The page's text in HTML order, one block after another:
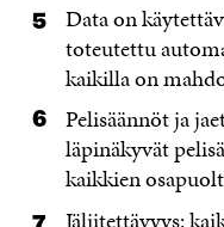
Data on
toteutettu
kaikilla on
Pelisäännöt ja
läpinäkyvät
kaikkien
Jäljitettävyys: